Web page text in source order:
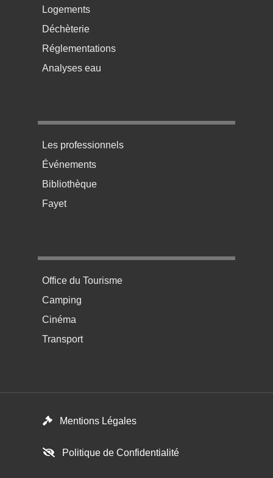
Logements
Déchèterie
Réglementations
Analyses eau
Menu pratique bas de page 3
Les professionnels
Événements
Bibliothèque
Fayet
Menu pratique bas de page 4
Office du Tourisme
Camping
Cinéma
Transport
Mentions Légales
Politique de Confidentialité